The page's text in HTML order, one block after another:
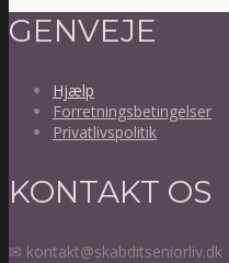
GENVEJE
Hjælp
Forretningsbetingelser
Privatlivspolitik
KONTAKT OS
✉ kontakt@skabditseniorliv.dk